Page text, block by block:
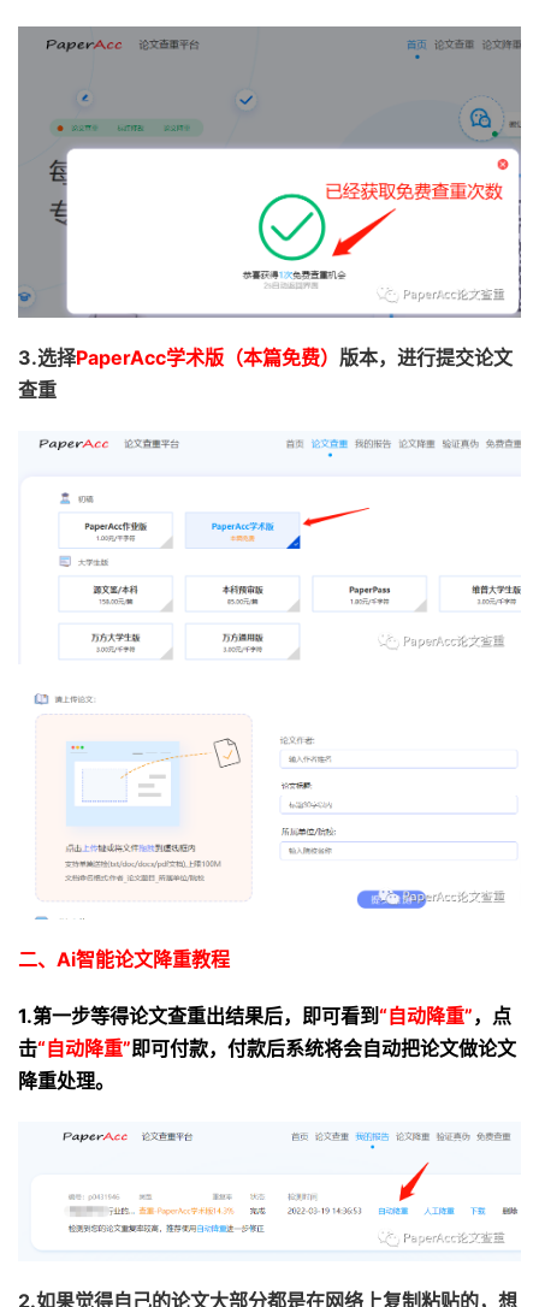
3.选择PaperAcc学术版 （本篇免费） 版本，进行提交论文
查重
二、Ai智能论文降重教程
1.第一步等得论文查重出结果后，即可看到“自动降重”，点
击“自动降重”即可付款，付款后系统将会自动把论文做论文
降重处理。
2.如果觉得自己的论文大部分都是在网络上复制粘贴的，想